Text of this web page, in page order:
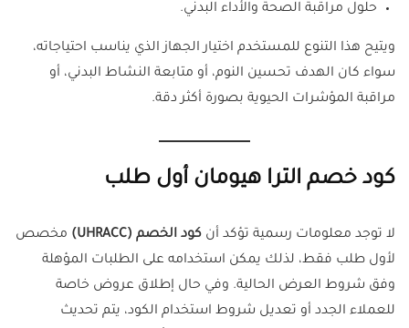
حلول مراقبة الصحة والأداء البدني.
ويتيح هذا التنوع للمستخدم اختيار الجهاز الذي يناسب احتياجاته،
سواء كان الهدف تحسين النوم، أو متابعة النشاط البدني، أو
مراقبة المؤشرات الحيوية بصورة أكثر دقة.
كود خصم الترا هيومان أول طلب
لا توجد معلومات رسمية تؤكد أن كود الخصم (UHRACC)
مخصص
لأول طلب فقط، لذلك يمكن استخدامه على الطلبات المؤهلة
وفق شروط العرض الحالية. وفي حال إطلاق عروض خاصة
للعملاء الجدد أو تعديل شروط استخدام الكود، يتم تحديث